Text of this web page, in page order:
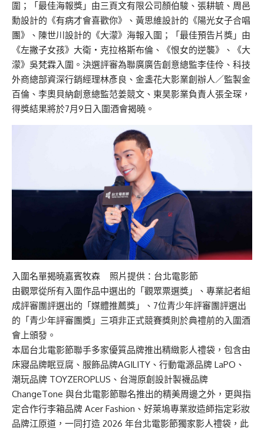
圍；「最佳海報獎」由三頁文有限公司顏伯駿、張耕毓、周邑
勳設計的《有病才會喜歡你》、黃思維設計的《陽光女子合唱
團》、陳世川設計的《大濛》海報入圍；「最佳預告片獎」由
《左撇子女孩》大衛・克拉格斯布倫、《恨女的逆襲》、《大
濛》吳梵霖入圍。決選評審為聯廣廣告創意總監李佳伶、科技
外商總部資深行銷經理林彥良、金盞花大影業創辦人／監製金
百倫、李奧貝納創意總監范姜競文、東昊影業負責人張全琛，
得獎結果將於7月9日入圍酒會揭曉。
入圍名單揭曉嘉賓牧森 照片提供：台北電影節
由觀眾從所有入圍作品中選出的「觀眾票選獎」、專業記者組
成評審團評選出的「媒體推薦獎」、7位青少年評審團評選出
的「青少年評審團獎」三項非正式競賽獎則於典禮前的入圍酒
會上頒發。
本屆台北電影節聯手多家優質品牌推出精緻影人禮袋，包含由
床寢品牌眠豆腐、服飾品牌AGILITY、行動電源品牌 LaPO、
潮玩品牌 TOYZEROPLUS、台灣原創設計製襪品牌
ChangeTone 與台北電影節聯名推出的精美周邊之外，更與指
定合作行李箱品牌 Acer Fashion、好萊塢專業妝造師指定彩妝
品牌江原道，一同打造 2026 年台北電影節獨家影人禮袋，此